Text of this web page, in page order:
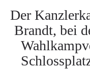
Der
Brandt, bei